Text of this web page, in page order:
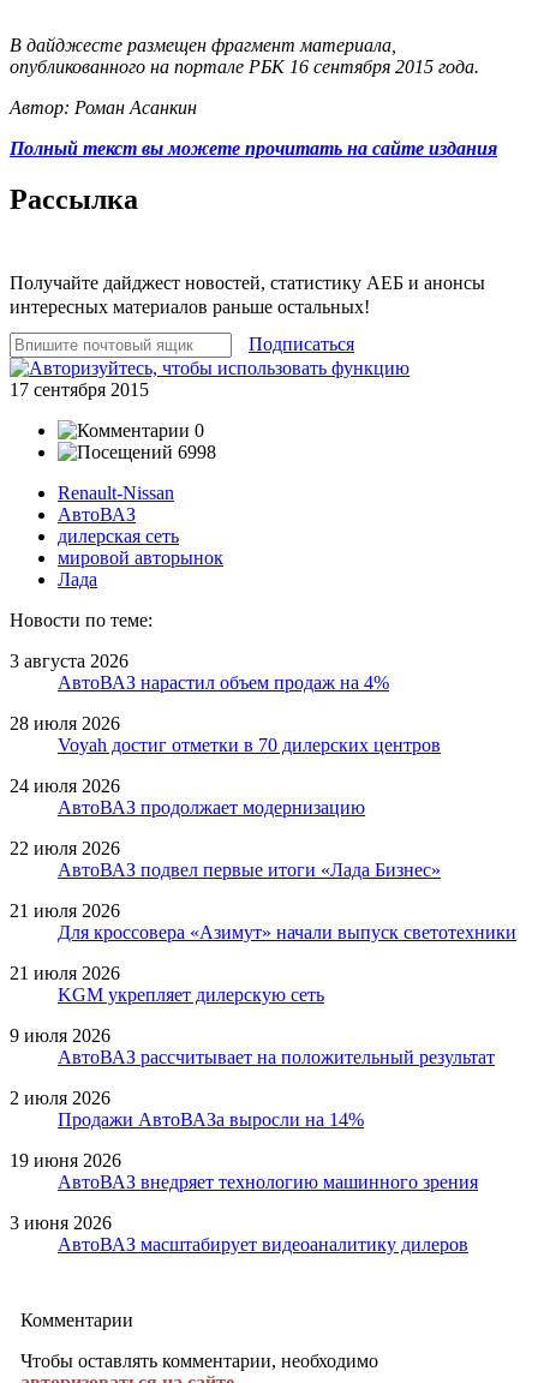
В дайджесте размещен фрагмент материала,
опубликованного на портале РБК 16 сентября 2015 года.
Автор: Роман Асанкин
Полный текст вы можете прочитать на сайте издания
Рассылка
Получайте дайджест новостей, статистику АЕБ и анонсы
интересных материалов раньше остальных!
Подписаться
17 сентября 2015
0
6998
Renault-Nissan
АвтоВАЗ
дилерская сеть
мировой авторынок
Лада
Новости по теме:
3 августа 2026
АвтоВАЗ нарастил объем продаж на 4%
28 июля 2026
Voyah достиг отметки в 70 дилерских центров
24 июля 2026
АвтоВАЗ продолжает модернизацию
22 июля 2026
АвтоВАЗ подвел первые итоги «Лада Бизнес»
21 июля 2026
Для кроссовера «Азимут» начали выпуск светотехники
21 июля 2026
KGM укрепляет дилерскую сеть
9 июля 2026
АвтоВАЗ рассчитывает на положительный результат
2 июля 2026
Продажи АвтоВАЗа выросли на 14%
19 июня 2026
АвтоВАЗ внедряет технологию машинного зрения
3 июня 2026
АвтоВАЗ масштабирует видеоаналитику дилеров
Комментарии
Чтобы оставлять комментарии, необходимо